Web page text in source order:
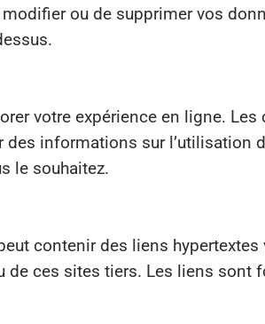
modifier ou de supprimer vos
votre expérience en ligne.
informations sur l’utilisation
le souhaitez.
contenir des liens
de ces sites tiers. Les liens sont